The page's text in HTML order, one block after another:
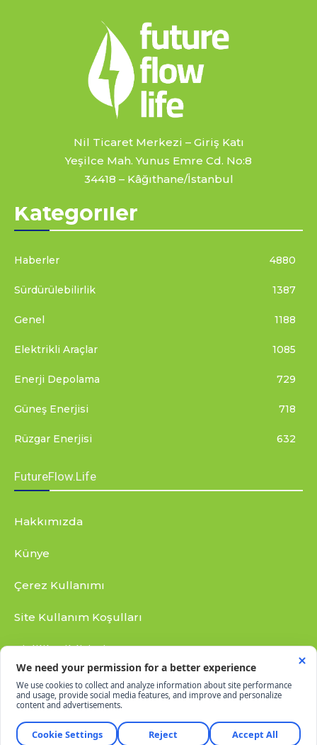
Nil Ticaret Merkezi – Giriş Katı
Yeşilce Mah. Yunus Emre Cd. No:8
34418 – Kâğıthane/İstanbul
Kategoriler
Haberler 4880
Sürdürülebilirlik 1387
Genel 1188
Elektrikli Araçlar 1085
Enerji Depolama 729
Güneş Enerjisi 718
Rüzgar Enerjisi 632
FutureFlow.Life
Hakkımızda
Künye
Çerez Kullanımı
Site Kullanım Koşulları
Gizlilik Bildirimi
RSS